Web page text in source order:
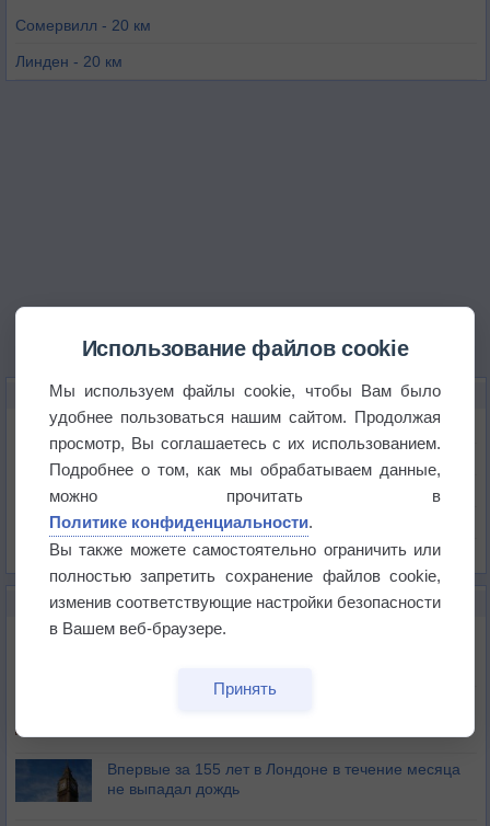
Сомервилл - 20 км
Линден - 20 км
КАРТЫ ПОГОДЫ В ПИСКАТАВЕЕ
Температура
Давление
Осадки
Облачность
Список всех карт
НОВОЕ О ПОГОДЕ
Дневная температура воздуха в ОАЭ превысила
Европейские столицы бьют рекорды жары
Впервые за 155 лет в Лондоне в течение месяца
не выпадал дождь
Использование файлов cookie
Мы используем файлы cookie, чтобы Вам было
удобнее пользоваться нашим сайтом. Продолжая
просмотр, Вы соглашаетесь с их использованием.
Подробнее о том, как мы обрабатываем данные,
можно прочитать в
Политике конфиденциальности.
Вы также можете самостоятельно ограничить или
полностью запретить сохранение файлов cookie,
изменив соответствующие настройки безопасности
в Вашем веб-браузере.
Принять